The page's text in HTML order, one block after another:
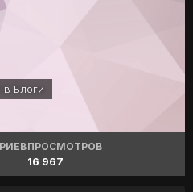
в Блоги
ПРОСМОТРОВ
16 967